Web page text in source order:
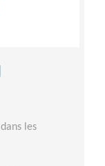
les